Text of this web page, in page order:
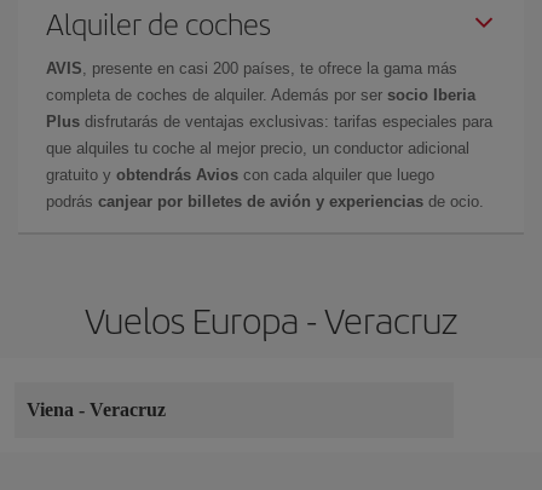
Alquiler de coches
AVIS , presente en casi 200 países, te ofrece la gama más
completa de coches de alquiler. Además por ser socio Iberia
Plus disfrutarás de ventajas exclusivas: tarifas especiales para
que alquiles tu coche al mejor precio, un conductor adicional
gratuito y obtendrás Avios con cada alquiler que luego
podrás canjear por billetes de avión y experiencias de ocio.
Vuelos Europa - Veracruz
Viena - Veracruz